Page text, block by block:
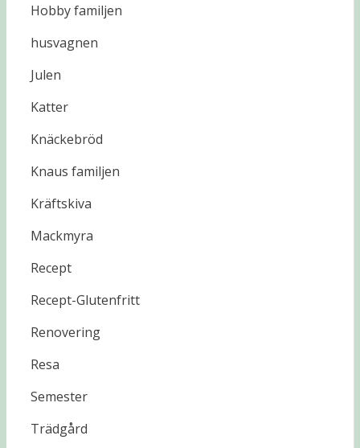
Hobby familjen
husvagnen
Julen
Katter
Knäckebröd
Knaus familjen
Kräftskiva
Mackmyra
Recept
Recept-Glutenfritt
Renovering
Resa
Semester
Trädgård